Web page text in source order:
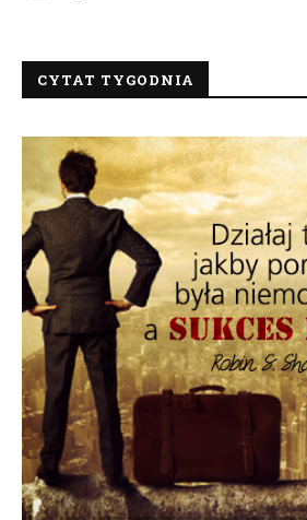
CYTAT TYGODNIA